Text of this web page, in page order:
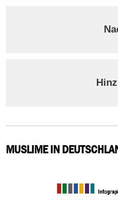
MUSLIME IN